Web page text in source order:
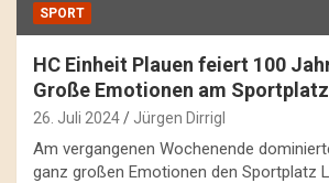
SPORT
HC Einheit Plauen feiert 100
Große Emotionen am
26. Juli 2024 Jürgen Dirrigl
Am vergangenen Wochenende
ganz großen Emotionen den Sportplatz